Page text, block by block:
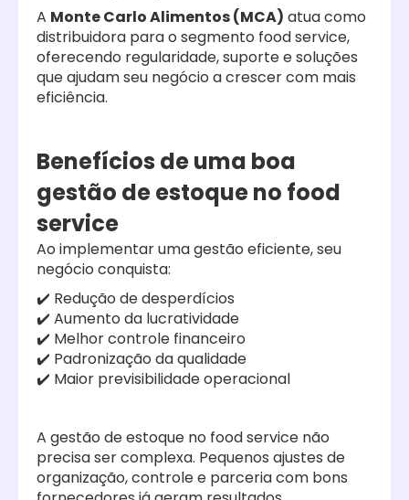
A Monte Carlo Alimentos (MCA) atua como
distribuidora para o segmento food service,
oferecendo regularidade, suporte e soluções
que ajudam seu negócio a crescer com mais
eficiência.
Benefícios de uma boa
gestão de estoque no food
service
Ao implementar uma gestão eficiente, seu
negócio conquista:
✔️ Redução de desperdícios
✔️ Aumento da lucratividade
✔️ Melhor controle financeiro
✔️ Padronização da qualidade
✔️ Maior previsibilidade operacional
A gestão de estoque no food service não
precisa ser complexa. Pequenos ajustes de
organização, controle e parceria com bons